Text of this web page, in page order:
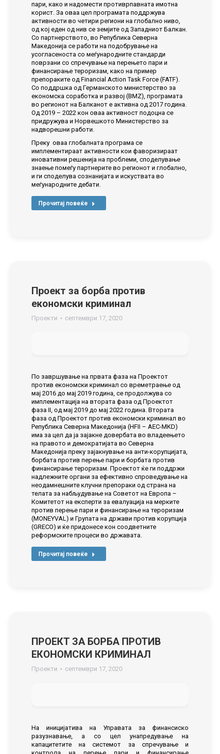
пари, како и надомести противрпавната имотна
корист. За оваа цел програмата поддржува
активности во четири региони на глобално ниво,
од кој еден од нив се земјите од Западниот Балкан.
Со партнерството, во Република Северна
Македонија се работи на подобрување на
усогласеноста со меѓународните стандарди
поврзани со спречување на перењето пари и
финансирање тероризам, како на пример
препораките од Financial Action Task Force (FATF).
Со поддршка од Германскoто министерство за
економска соработка и развој (BMZ), програмата
во регионот на Балканот е активна од 2017 година.
Од 2019 – 2022 кон оваа активност подоцна се
придружува и Норвешкото Министерство за
надворешни работи.
Преку оваа глобалната програма се
имплементираат активности кои фаворизираат
иновативни решенија на проблеми, споделување
знаење помеѓу партнерите во регионот и глобално,
и ги споделува сознанијата и искуствата во
меѓународните дебати.
Прочитај повеќе
Проект за борба против
економски криминал
Проекти септември 17, 2020
По завршување на првата фаза на Проектот
против економски криминал со времетраење од
мај 2016 до мај 2019 година, се продолжува со
имплементација на втората фаза од Проектот
фаза II, од мај 2019 до мај 2022 година. Втората
фаза од Проектот против економски криминал во
Република Северна Македонија (HFII – AEC-MKD)
има за цел да ја зајакне довербата во владеењето
на правото и демократијата во Северна
Македонија преку зајакнување на анти-корупцијата,
борбата против перење пари и борбата против
финансирање тероризам. Проектот ќе ги поддржи
надлежните органи за ефективно спроведување на
неодамнешните клучни препораки од страна на
телата за набљудување на Советот на Европа –
Комитетот на експерти за евалуација на мерките
против перење пари и финансирање на тероризам
(MONEYVAL) и Групата на држави против корупција
(GRECO) и ќе придонесе кон соодветните
реформските процеси во државата.
Прочитај повеќе
ПРОЕКТ ЗА БОРБА ПРОТИВ
ЕКОНОМСКИ КРИМИНАЛ
Проекти септември 17, 2020
На иницијатива на Управата за финансиско
разузнавање, а со цел унапредување на
капацитетите на системот за спречување и